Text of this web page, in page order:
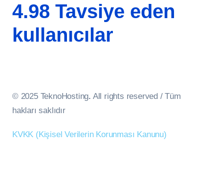
4.98 Tavsiye eden
kullanıcılar
© 2025 TeknoHosting. All rights reserved / Tüm
hakları saklıdır
KVKK (Kişisel Verilerin Korunması Kanunu)